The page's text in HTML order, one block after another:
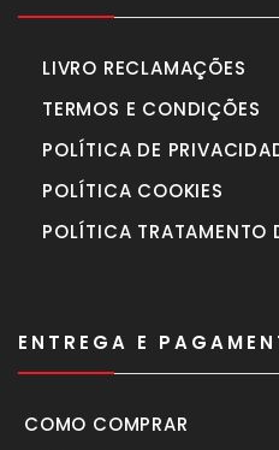
LIVRO RECLAMAÇÕES
TERMOS E CONDIÇÕES
POLÍTICA DE
POLÍTICA COOKIES
POLÍTICA TRATAMENTO
ENTREGA E
COMO COMPRAR